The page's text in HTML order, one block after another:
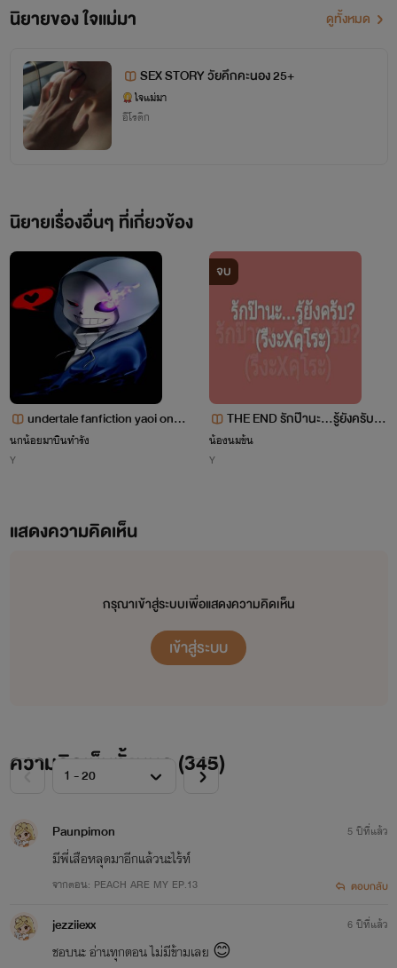
ไรท์มีนามปากากว่า :
มา
ไรท์แต่งนิยายเป็นครั้งที่สอง
แต่ครั้งแรกนั้นแต่งตอนยัง
กะโหลกะหลาครั้งนี้เลยจะมา
แก้ตัวใหม่
ไรท์ชอบแนวหวานนะ ไม่เน้น
สายดราม่าใครชอบแนว
เดียวกันอย่าลืมเข้ามาอ่านน้า
นิยายของ ใจแม่มา ดูทั้งหมด
SEX STORY วัยคึกคะนอง 25+
ใจแม่มา
อีโรติก
นิยายเรื่องอื่นๆ ที่เกี่ยวข้อง
undertale fanfiction yaoi one-
short
นกน้อยมาบินทำรัง
Y
จบ
THE END รักป๊านะ...รู้ยังครับ (ร
อรีไรท์)
น้องนมข้น
Y
แสดงความคิดเห็น
กรุณาเข้าสู่ระบบเพื่อแสดงความคิดเห็น
เข้าสู่ระบบ
ความคิดเห็นทั้งหมด (345)
Paunpimon
มีพี่เสือหลุดมาอีกแล้วนะไร้ท์
จากตอน: ​PEACH ARE MY EP.13​
5 ปีที่แล้ว
ตอบกลับ
jezziiexx
ชอบนะ อ่านทุกตอน ไม่มีข้ามเลย 😊
6 ปีที่แล้ว